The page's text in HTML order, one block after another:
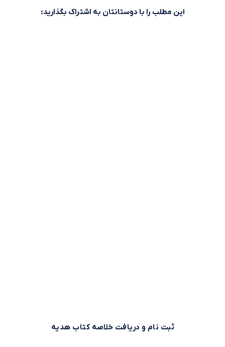
این مطلب را با دوستانتان به اشتراک بگذارید:
ثبت نام و دریافت خلاصه کتاب هدیه